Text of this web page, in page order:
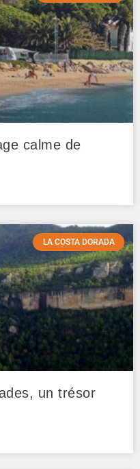
calme de
LA COSTA DORADA
un trésor